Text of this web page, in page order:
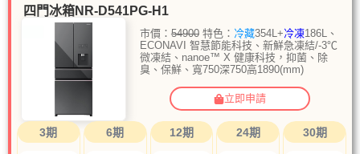
四門冰箱NR-D541PG-H1
市價： 54900特色： 冷藏354L+冷凍186L、
ECONAVI 智慧節能科技、新鮮急凍結/-3℃
微凍結、nanoe™ X 健康科技，抑菌、除
臭、保鮮、寬750深750高1890(mm)
立即申請
3期 6期 12期 24期 30期